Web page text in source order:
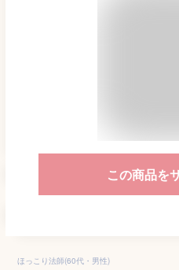
この商品を
ほっこり法師(60代・男性)